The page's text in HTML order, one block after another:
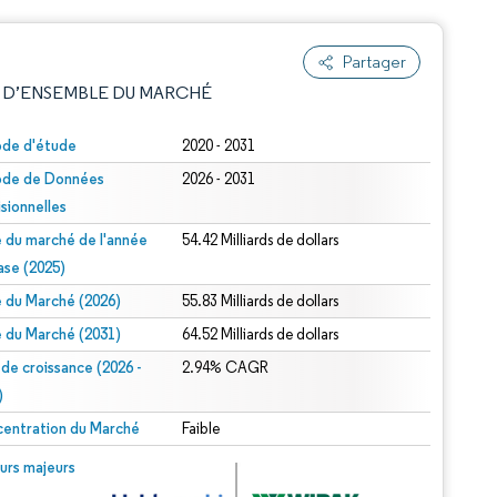
Partager
DU MARCHÉ
d'étude 2020 - 2031
de Données
2026 - 2031
du marché de l'année
(2025)
54.42 Milliards de dollars
du Marché (2026) 55.83 Milliards de dollars
du Marché (2031) 64.52 Milliards de dollars
croissance (2026 -
2.94% CAGR
du Marché Faible
majeurs
© Mordor Intelligence. La réutilisation nécessite une attribution sous CC BY 4.0.
sous CC BY 4.0.